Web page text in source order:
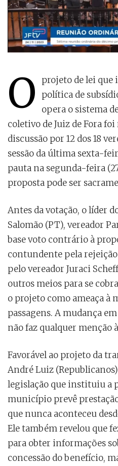
O
projeto de lei que
política de
opera o sistema
coletivo de Juiz de Fora
discussão por 12 dos 18
sessão da última sexta-
pauta na segunda-feira
proposta pode ser
Antes da votação, o líder
Salomão (PT), vereador
base voto contrário à
contundente pela
pelo vereador Juraci
outros meios para se
o projeto como ameaça à
passagens. A mudança
não faz qualquer menção
Favorável ao projeto da
André Luiz
legislação que instituiu a
município prevê
que nunca aconteceu
Ele também revelou que
para obter informações
concessão do benefício,